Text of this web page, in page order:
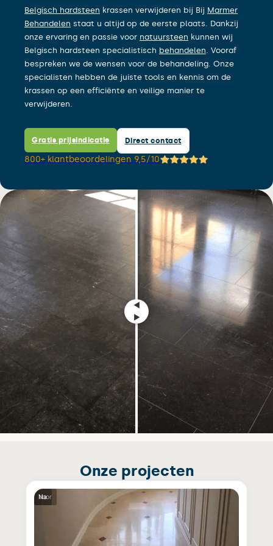
Belgisch hardsteen krassen verwijderen bij Bij Marmer
Behandelen staat u altijd op de eerste plaats. Dankzij
onze ervaring en passie voor natuursteen kunnen wij
Belgisch hardsteen specialistisch behandelen. Vooraf
bespreken we de wensen voor de behandeling. Onze
specialisten hebben de juiste tools en kennis om de
krassen op een efficiënte en veilige manier te
verwijderen.
Gratis prijsindicatie Direct contact
800+ klantbeoordelingen 9,5/10
Onze projecten
Voor
Na